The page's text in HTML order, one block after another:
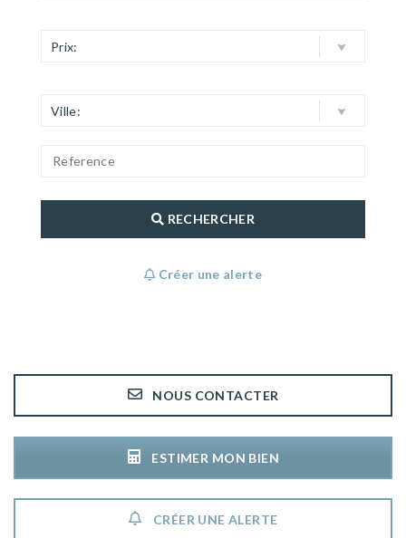
Prix:
Ville:
RECHERCHER
Créer une alerte
NOUS CONTACTER
ESTIMER MON BIEN
CRÉER UNE ALERTE